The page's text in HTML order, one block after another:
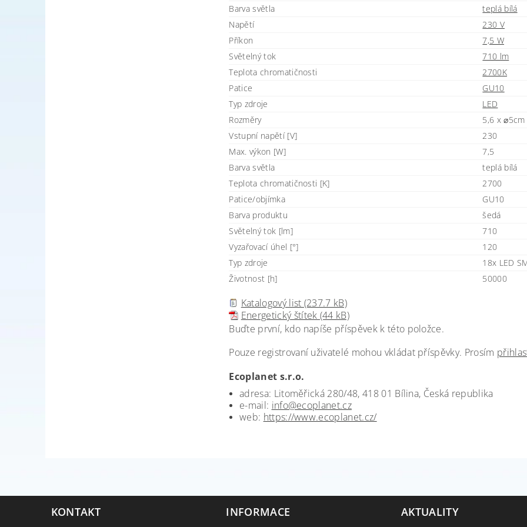
Barva světla
teplá bílá
Napětí
230 V
Příkon
7,5 W
Světelný tok
710 lm
Teplota chromatičnosti
2700K
Patice
GU10
Typ zdroje
LED
Rozměry
5,6 x ⌀5cm
Vstupní napětí [V]
230
Max. výkon [W]
7,5
Barva světla
teplá bílá
Teplota chromatičnosti [K]
2700
Patice/objímka
GU10
Barva produktu
šedá
Světelný tok [lm]
710
Vyzařovací úhel [°]
120
Typ zdroje
18x LED
Životnost [h]
50000
Katalogový list (237.7 kB)
Energetický štítek (44 kB)
Buďte první, kdo napíše příspěvek k této položce.
Pouze registrovaní uživatelé mohou vkládat příspěvky. Prosím
Ecoplanet s.r.o.
adresa: Litoměřická 280/48, 418 01 Bílina, Česká republika
e-mail: info@ecoplanet.cz
web: https://www.ecoplanet.cz/
KONTAKT INFORMACE AKTUALITY